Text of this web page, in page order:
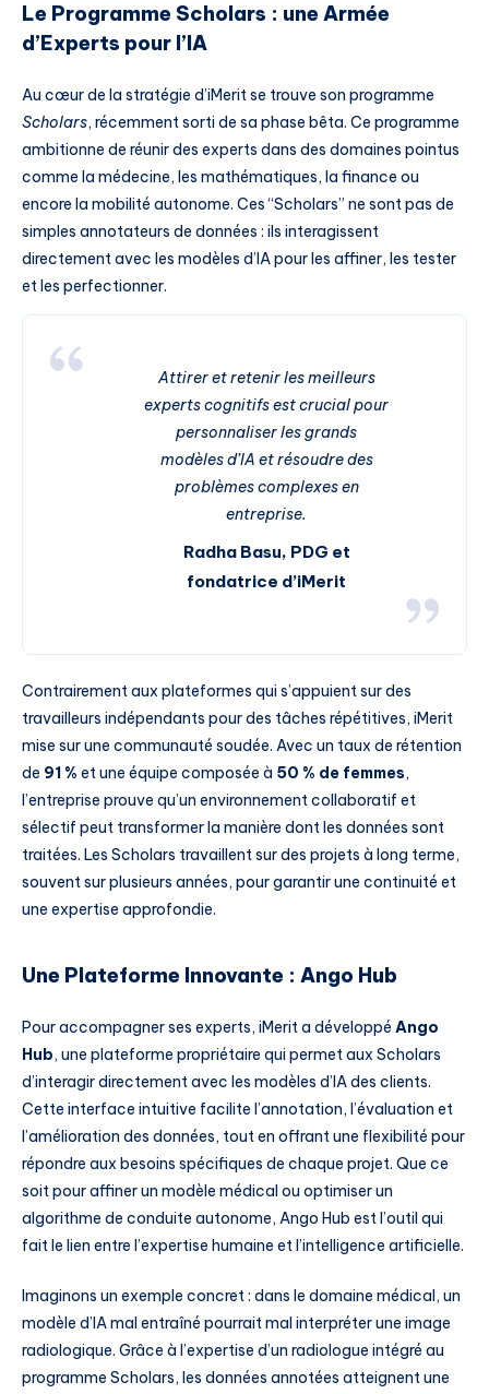
Le Programme Scholars : une Armée
d’Experts pour l’IA
Au cœur de la stratégie d’iMerit se trouve son programme
Scholars, récemment sorti de sa phase bêta. Ce programme
ambitionne de réunir des experts dans des domaines pointus
comme la médecine, les mathématiques, la finance ou
encore la mobilité autonome. Ces “Scholars” ne sont pas de
simples annotateurs de données : ils interagissent
directement avec les modèles d’IA pour les affiner, les tester
et les perfectionner.
Attirer et retenir les meilleurs
experts cognitifs est crucial pour
personnaliser les grands
modèles d’IA et résoudre des
problèmes complexes en
entreprise.
Radha Basu, PDG et
fondatrice d’iMerit
Contrairement aux plateformes qui s’appuient sur des
travailleurs indépendants pour des tâches répétitives, iMerit
mise sur une communauté soudée. Avec un taux de rétention
de 91 % et une équipe composée à 50 % de femmes,
l’entreprise prouve qu’un environnement collaboratif et
sélectif peut transformer la manière dont les données sont
traitées. Les Scholars travaillent sur des projets à long terme,
souvent sur plusieurs années, pour garantir une continuité et
une expertise approfondie.
Une Plateforme Innovante : Ango Hub
Pour accompagner ses experts, iMerit a développé Ango
Hub, une plateforme propriétaire qui permet aux Scholars
d’interagir directement avec les modèles d’IA des clients.
Cette interface intuitive facilite l’annotation, l’évaluation et
l’amélioration des données, tout en offrant une flexibilité pour
répondre aux besoins spécifiques de chaque projet. Que ce
soit pour affiner un modèle médical ou optimiser un
algorithme de conduite autonome, Ango Hub est l’outil qui
fait le lien entre l’expertise humaine et l’intelligence artificielle.
Imaginons un exemple concret : dans le domaine médical, un
modèle d’IA mal entraîné pourrait mal interpréter une image
radiologique. Grâce à l’expertise d’un radiologue intégré au
programme Scholars, les données annotées atteignent une